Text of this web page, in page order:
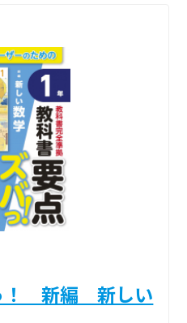
！ 新編 新しい